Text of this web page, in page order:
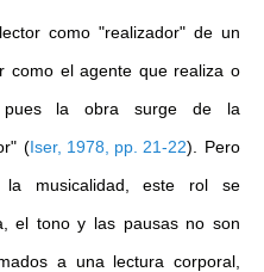
como "realizador" de un
como el agente que realiza o
pues la obra surge de la
" (Iser, 1978, pp. 21-22)
Pero
musicalidad, este rol se
el tono y las pausas no son
a una lectura corporal,